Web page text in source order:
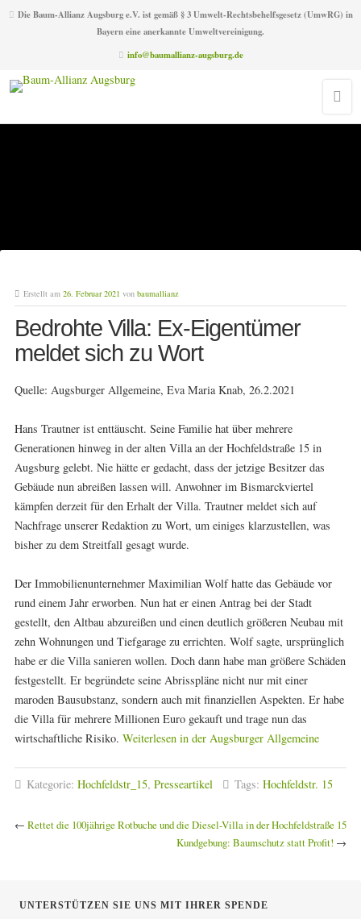
Die Baum-Allianz Augsburg e.V. ist gemäß § 3 Umwelt-Rechtsbehelfsgesetz (UmwRG) in
Bayern eine anerkannte Umweltvereinigung.
info@baumallianz-augsburg.de
Erstellt am 26. Februar 2021 von baumallianz
Bedrohte Villa: Ex-Eigentümer
meldet sich zu Wort
Quelle: Augsburger Allgemeine, Eva Maria Knab, 26.2.2021
Hans Trautner ist enttäuscht. Seine Familie hat über mehrere
Generationen hinweg in der alten Villa an der Hochfeldstraße 15 in
Augsburg gelebt. Nie hätte er gedacht, dass der jetzige Besitzer das
Gebäude nun abreißen lassen will. Anwohner im Bismarckviertel
kämpfen derzeit für den Erhalt der Villa. Trautner meldet sich auf
Nachfrage unserer Redaktion zu Wort, um einiges klarzustellen, was
bisher zu dem Streitfall gesagt wurde.
Der Immobilienunternehmer Maximilian Wolf hatte das Gebäude vor
rund einem Jahr erworben. Nun hat er einen Antrag bei der Stadt
gestellt, den Altbau abzureißen und einen deutlich größeren Neubau mit
zehn Wohnungen und Tiefgarage zu errichten. Wolf sagte, ursprünglich
habe er die Villa sanieren wollen. Doch dann habe man größere Schäden
festgestellt. Er begründete seine Abrisspläne nicht nur mit einer
maroden Bausubstanz, sondern auch mit finanziellen Aspekten. Er habe
die Villa für mehrere Millionen Euro gekauft und trage nun das
wirtschaftliche Risiko. Weiterlesen in der Augsburger Allgemeine
Kategorie: Hochfeldstr_15, Presseartikel Tags: Hochfeldstr. 15
← Rettet die 100jährige Rotbuche und die Diesel-Villa in der Hochfeldstraße 15
Kundgebung: Baumschutz statt Profit! →
UNTERSTÜTZEN SIE UNS MIT IHRER SPENDE